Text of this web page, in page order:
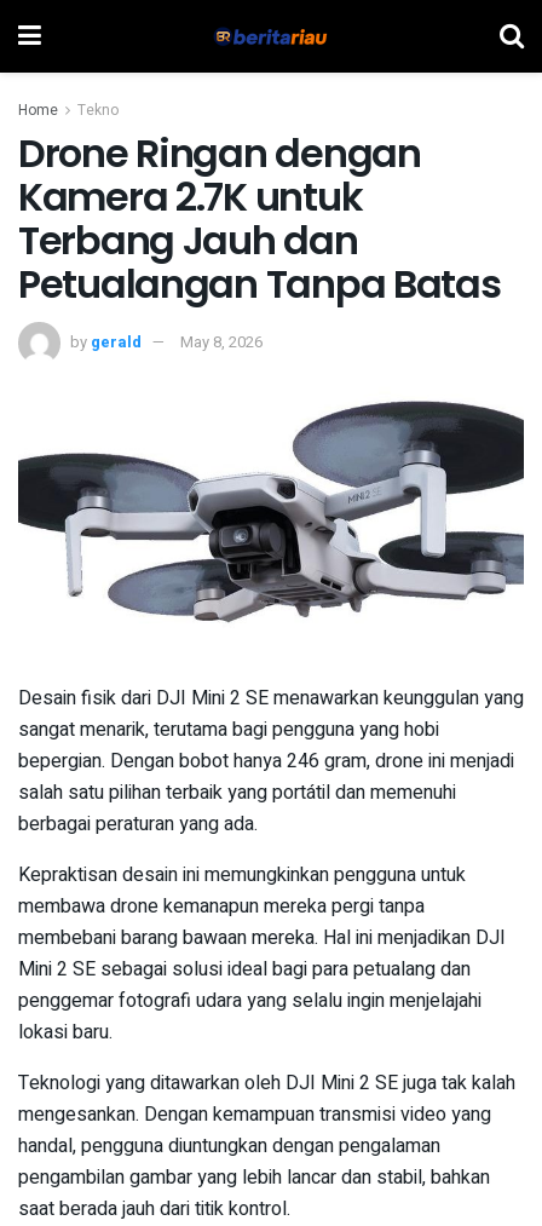
Home Tekno
Drone Ringan dengan
Kamera 2.7K untuk
Terbang Jauh dan
Petualangan Tanpa Batas
by gerald May 8, 2026
Desain fisik dari DJI Mini 2 SE menawarkan keunggulan yang
sangat menarik, terutama bagi pengguna yang hobi
bepergian. Dengan bobot hanya 246 gram, drone ini menjadi
salah satu pilihan terbaik yang portátil dan memenuhi
berbagai peraturan yang ada.
Kepraktisan desain ini memungkinkan pengguna untuk
membawa drone kemanapun mereka pergi tanpa
membebani barang bawaan mereka. Hal ini menjadikan DJI
Mini 2 SE sebagai solusi ideal bagi para petualang dan
penggemar fotografi udara yang selalu ingin menjelajahi
lokasi baru.
Teknologi yang ditawarkan oleh DJI Mini 2 SE juga tak kalah
mengesankan. Dengan kemampuan transmisi video yang
handal, pengguna diuntungkan dengan pengalaman
pengambilan gambar yang lebih lancar dan stabil, bahkan
saat berada jauh dari titik kontrol.